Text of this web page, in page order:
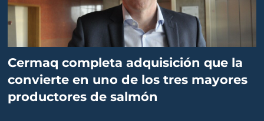
Cermaq completa adquisición que la
convierte en uno de los tres mayores
productores de salmón